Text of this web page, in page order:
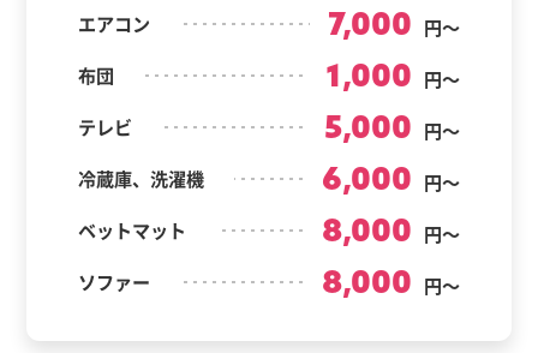
エアコン 7,000 円～
布団
1,000 円～
テレビ
5,000 円～
冷蔵庫、洗濯機
6,000 円～
ベットマット
8,000 円～
ソファー
8,000 円～